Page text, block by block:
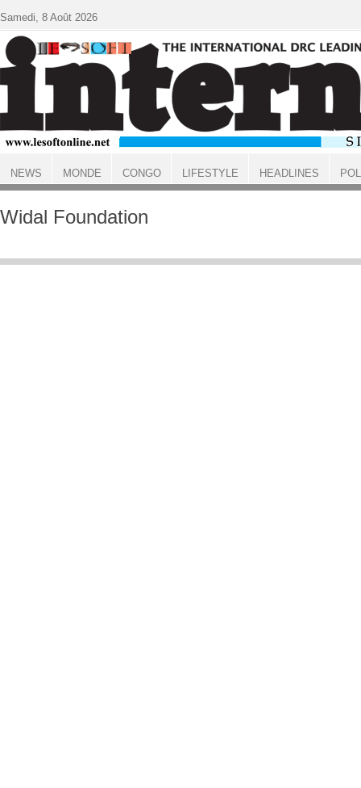
ACCUEIL
Widal Foundation
Samedi, 8 Août 2026
NEWS MONDE CONGO LIFESTYLE HEADLINES